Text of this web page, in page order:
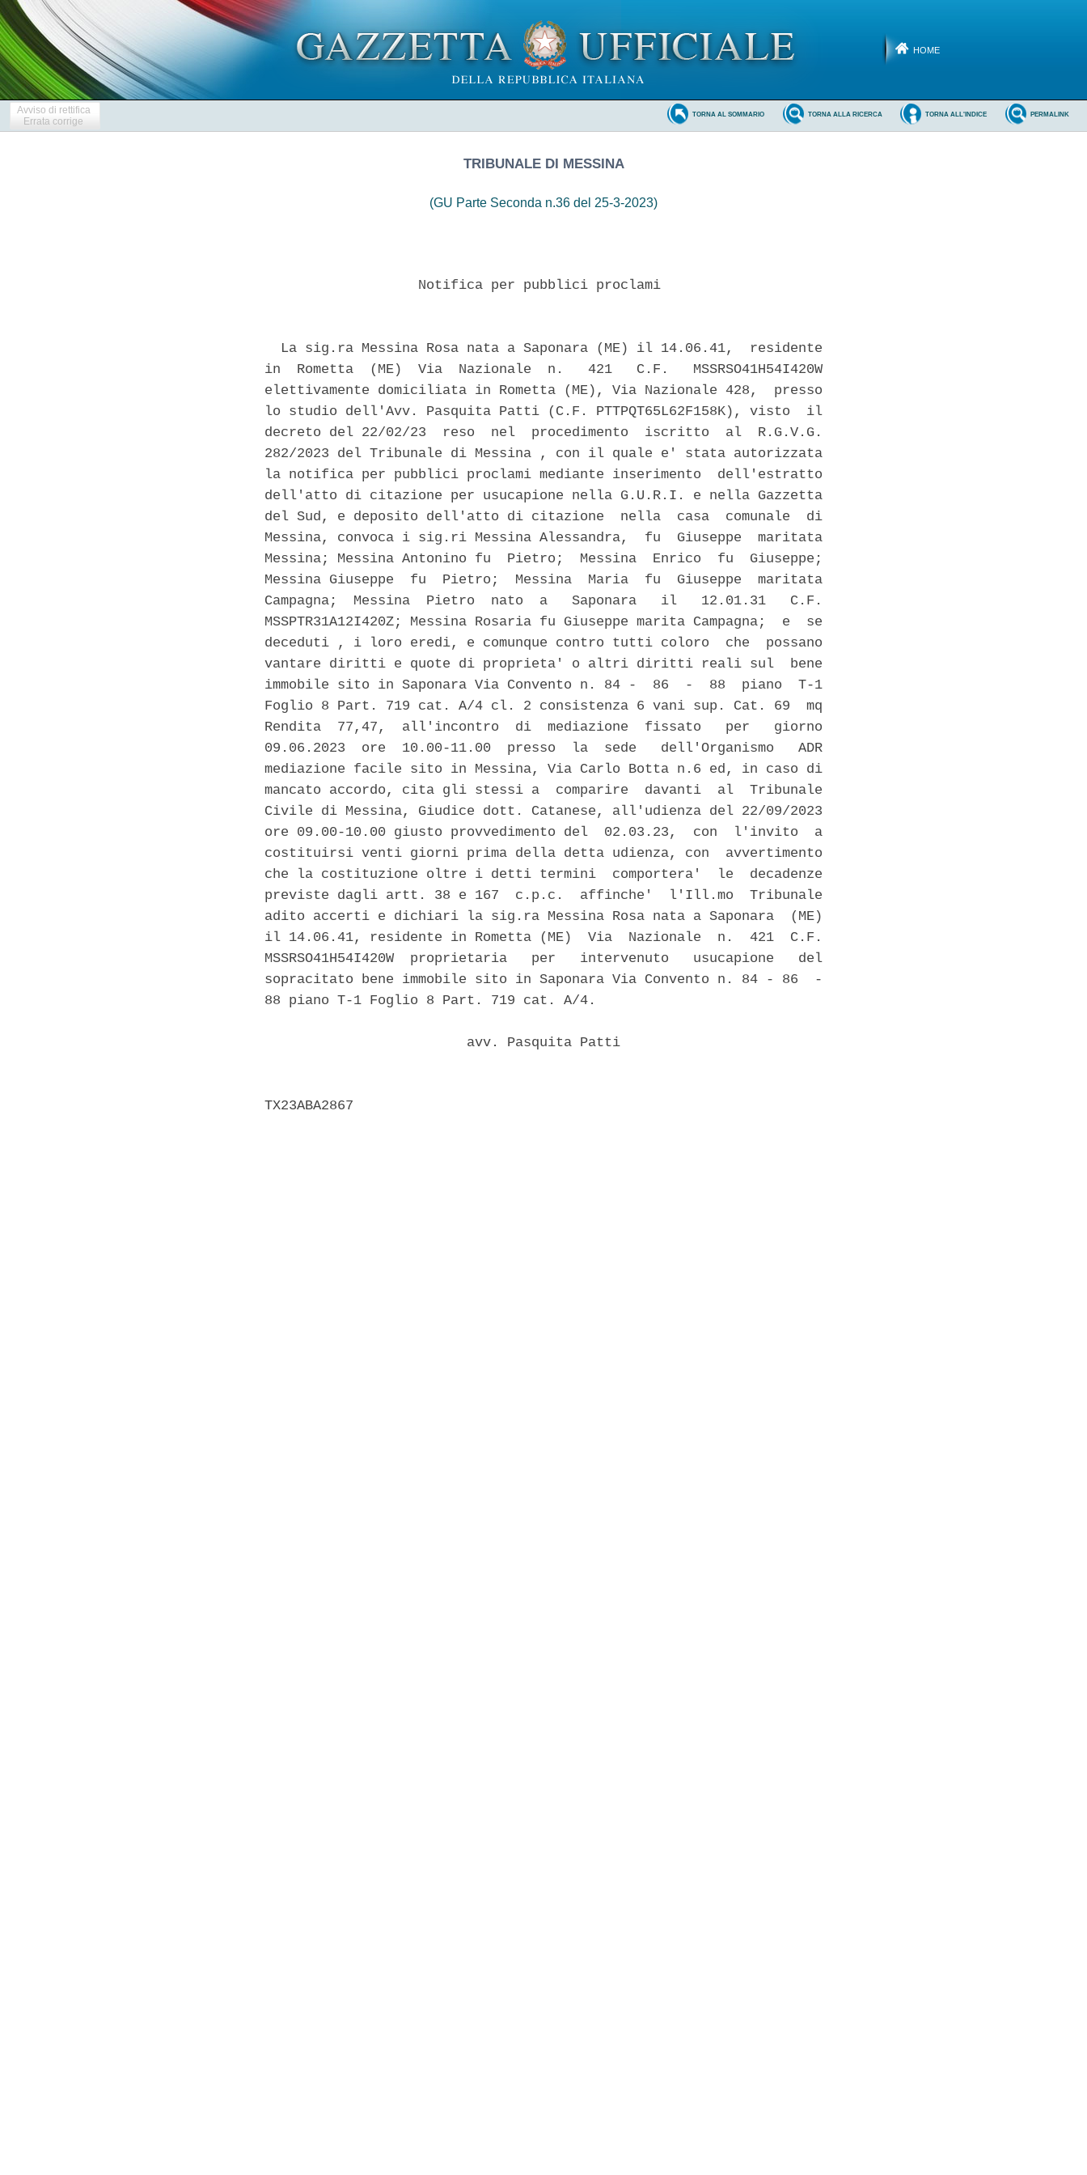
HOME
Avviso di rettifica
Errata corrige
PERMALINK
TORNA ALL'INDICE
TORNA ALLA RICERCA
TORNA AL SOMMARIO
TRIBUNALE DI MESSINA
(GU Parte Seconda n.36 del 25-3-2023)
                   Notifica per pubblici proclami
  La sig.ra Messina Rosa nata a Saponara (ME) il 14.06.41,  residente
in  Rometta  (ME)  Via  Nazionale  n.   421   C.F.   MSSRSO41H54I420W
elettivamente domiciliata in Rometta (ME), Via Nazionale 428,  presso
lo studio dell'Avv. Pasquita Patti (C.F. PTTPQT65L62F158K), visto  il
decreto del 22/02/23  reso  nel  procedimento  iscritto  al  R.G.V.G.
282/2023 del Tribunale di Messina , con il quale e' stata autorizzata
la notifica per pubblici proclami mediante inserimento  dell'estratto
dell'atto di citazione per usucapione nella G.U.R.I. e nella Gazzetta
del Sud, e deposito dell'atto di citazione  nella  casa  comunale  di
Messina, convoca i sig.ri Messina Alessandra,  fu  Giuseppe  maritata
Messina; Messina Antonino fu  Pietro;  Messina  Enrico  fu  Giuseppe;
Messina Giuseppe  fu  Pietro;  Messina  Maria  fu  Giuseppe  maritata
Campagna;  Messina  Pietro  nato  a   Saponara   il   12.01.31   C.F.
MSSPTR31A12I420Z; Messina Rosaria fu Giuseppe marita Campagna;  e  se
deceduti , i loro eredi, e comunque contro tutti coloro  che  possano
vantare diritti e quote di proprieta' o altri diritti reali sul  bene
immobile sito in Saponara Via Convento n. 84 -  86  -  88  piano  T-1
Foglio 8 Part. 719 cat. A/4 cl. 2 consistenza 6 vani sup. Cat. 69  mq
Rendita  77,47,  all'incontro  di  mediazione  fissato   per   giorno
09.06.2023  ore  10.00-11.00  presso  la  sede   dell'Organismo   ADR
mediazione facile sito in Messina, Via Carlo Botta n.6 ed, in caso di
mancato accordo, cita gli stessi a  comparire  davanti  al  Tribunale
Civile di Messina, Giudice dott. Catanese, all'udienza del 22/09/2023
ore 09.00-10.00 giusto provvedimento del  02.03.23,  con  l'invito  a
costituirsi venti giorni prima della detta udienza, con  avvertimento
che la costituzione oltre i detti termini  comportera'  le  decadenze
previste dagli artt. 38 e 167  c.p.c.  affinche'  l'Ill.mo  Tribunale
adito accerti e dichiari la sig.ra Messina Rosa nata a Saponara  (ME)
il 14.06.41, residente in Rometta (ME)  Via  Nazionale  n.  421  C.F.
MSSRSO41H54I420W  proprietaria   per   intervenuto   usucapione   del
sopracitato bene immobile sito in Saponara Via Convento n. 84 - 86  -
88 piano T-1 Foglio 8 Part. 719 cat. A/4.
                         avv. Pasquita Patti